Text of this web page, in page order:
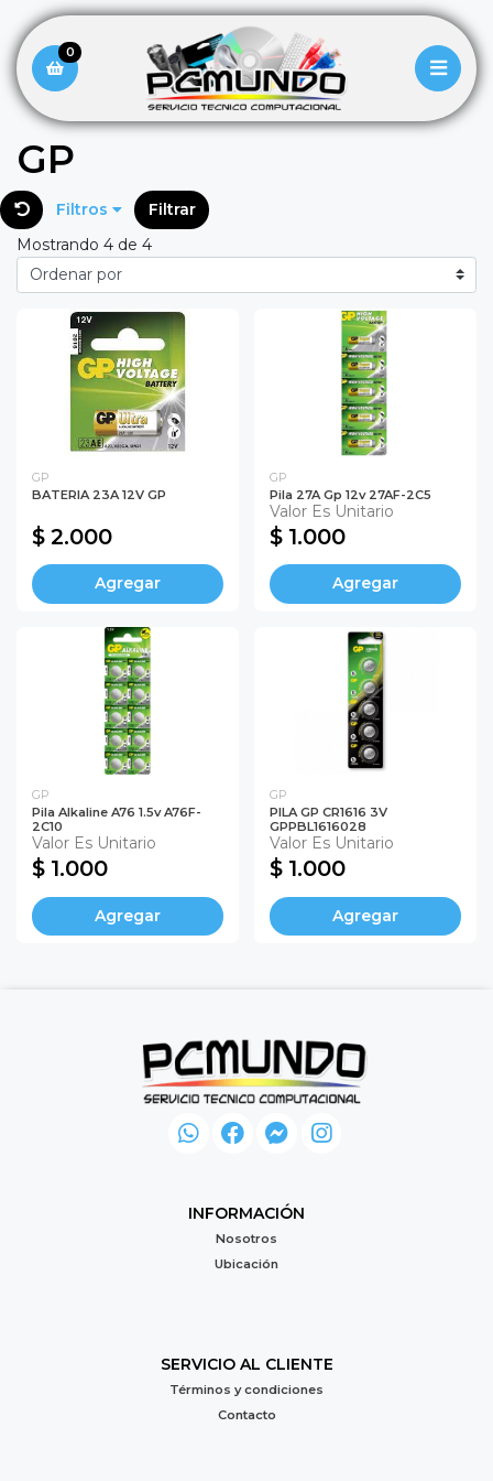
0
GP
Filtros
Filtrar
Mostrando 4 de 4
GP
BATERIA 23A 12V GP
$ 2.000
Agregar
GP
Pila 27A Gp 12v 27AF-2C5
Valor Es Unitario
$ 1.000
Agregar
GP
Pila Alkaline A76 1.5v A76F-
2C10
Valor Es Unitario
$ 1.000
Agregar
GP
PILA GP CR1616 3V
GPPBL1616028
Valor Es Unitario
$ 1.000
Agregar
INFORMACIÓN
Nosotros
Ubicación
SERVICIO AL CLIENTE
Términos y condiciones
Contacto